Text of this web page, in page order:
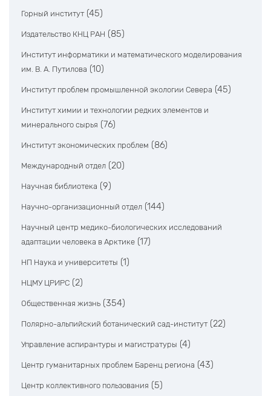
Горный институт (45)
Издательство КНЦ РАН (85)
Институт информатики и математического моделирования
им. В. А. Путилова (10)
Институт проблем промышленной экологии Севера (45)
Институт химии и технологии редких элементов и
минерального сырья (76)
Институт экономических проблем (86)
Международный отдел (20)
Научная библиотека (9)
Научно-организационный отдел (144)
Научный центр медико-биологических исследований
адаптации человека в Арктике (17)
НП Наука и университеты (1)
НЦМУ ЦРИРС (2)
Общественная жизнь (354)
Полярно-альпийский ботанический сад-институт (22)
Управление аспирантуры и магистратуры (4)
Центр гуманитарных проблем Баренц региона (43)
Центр коллективного пользования (5)